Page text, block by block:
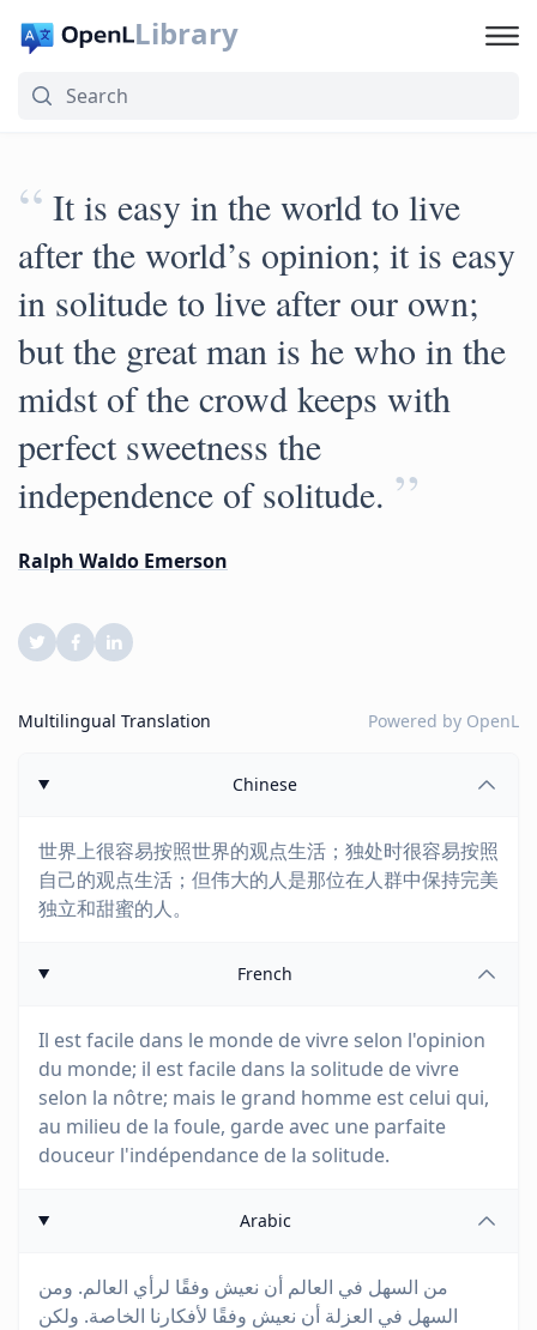
Library
“ It is easy in the world to live
after the world’s opinion; it is easy
in solitude to live after our own;
but the great man is he who in the
midst of the crowd keeps with
perfect sweetness the
independence of solitude. ”
Ralph Waldo Emerson
Multilingual Translation Powered by OpenL
Chinese
世界上很容易按照世界的观点生活；独处时很容易按照
自己的观点生活；但伟大的人是那位在人群中保持完美
独立和甜蜜的人。
French
Il est facile dans le monde de vivre selon l'opinion
du monde; il est facile dans la solitude de vivre
selon la nôtre; mais le grand homme est celui qui,
au milieu de la foule, garde avec une parfaite
douceur l'indépendance de la solitude.
Arabic
من السهل في العالم أن نعيش وفقًا لرأي العالم. ومن
السهل في العزلة أن نعيش وفقًا لأفكارنا الخاصة. ولكن